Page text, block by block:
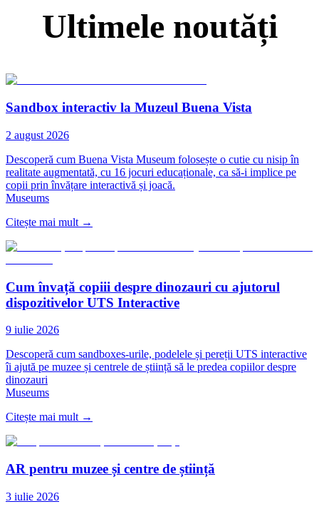
Ultimele noutăți
Sandbox interactiv la Muzeul Buena Vista
2 august 2026
Descoperă cum Buena Vista Museum folosește o cutie cu nisip în
realitate augmentată, cu 16 jocuri educaționale, ca să-i implice pe
copii prin învățare interactivă și joacă.
Museums
Citește mai mult →
Cum învață copiii despre dinozauri cu ajutorul
dispozitivelor UTS Interactive
9 iulie 2026
Descoperă cum sandboxes-urile, podelele și pereții UTS interactive
îi ajută pe muzee și centrele de știință să le predea copiilor despre
dinozauri
Museums
Citește mai mult →
AR pentru muzee și centre de știință
3 iulie 2026